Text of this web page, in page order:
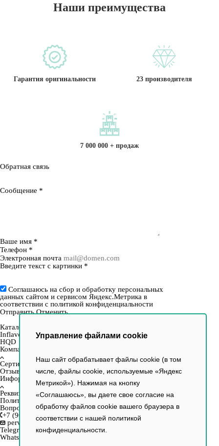
Управление файлами cookie
Наш сайт обрабатывает файлы cookie (в том
числе, файлы cookie, используемые «Яндекс
Метрикой»). Нажимая на кнопку
«Соглашаюсь», вы даете свое согласие на
обработку файлов cookie вашего браузера в
соответствии с нашей политикой
конфиденциальности.
Наши преимущества
Гарантия оригинальности 23 производителя
7 000 000 + продаж
Обратная связь
Сообщение *
Ваше имя *
Телефон *
Электронная почта
Введите текст с картинки *
Соглашаюсь на сбор и обработку персональных
данных сайтом и сервисом Яндекс.Метрика в
соответствии с политикой конфиденциальности
Отправить Отменить
Каталог
Inflave
HQD
Компания
Сертификаты
Отзывы
Информация
Реквизиты
Политика
Вопрос–ответ
+7 (903) 154-33-16
perviy.tabachniy@yandex.ru
Telegram
WhatsApp